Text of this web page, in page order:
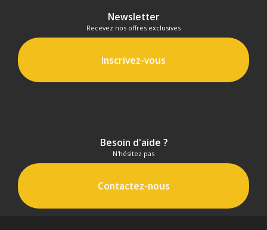
Newsletter
Recevez nos offres exclusives
Inscrivez-vous
Besoin d'aide ?
N'hésitez pas
Contactez-nous